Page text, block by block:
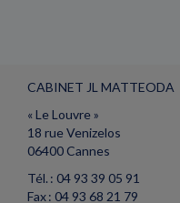
CABINET JL MATTEODA
« Le Louvre »
18 rue Venizelos
06400 Cannes
Tél. : 04 93 39 05 91
Fax : 04 93 68 21 79